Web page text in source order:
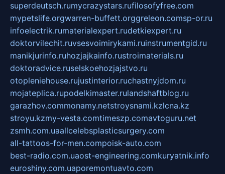
superdeutsch.rumycrazystars.rufilosofyfree.com
mypetslife.orgwarren-buffett.orggreleon.comsp-or.ru
infoelectrik.rumaterialexpert.rudetkiexpert.ru
doktorvilechit.ruvsesvoimirykami.ruinstrumentgid.ru
manikjurinfo.ruhozjajkainfo.rustroimaterials.ru
doktoradvice.ruselskoehozjajstvo.ru
otopleniehouse.rujustinterior.ruchastnyjdom.ru
mojateplica.rupodelkimaster.rulandshaftblog.ru
garazhov.commonamy.netstroysnami.kzlcna.kz
stroyu.kzmy-vesta.comtimeszp.comavtoguru.net
zsmh.com.uaallcelebsplasticsurgery.com
all-tattoos-for-men.compoisk-auto.com
best-radio.com.uaost-engineering.comkuryatnik.info
euroshiny.com.uaporemontuavto.com